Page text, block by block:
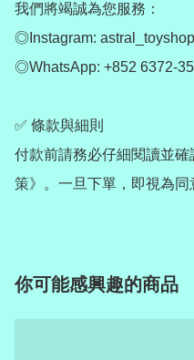
我們將竭誠為您服務：
◎Instagram: astral_toyshop
◎WhatsApp: +852 6372-
✅ 條款與細則
付款前請務必仔細閱讀並
你可能感興趣的商品